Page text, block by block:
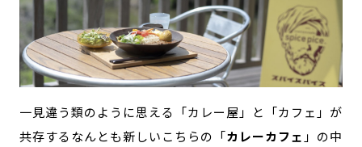
一見違う類のように思える「カレー屋」と「カフェ」が
共存するなんとも新しいこちらの「カレーカフェ 」の中